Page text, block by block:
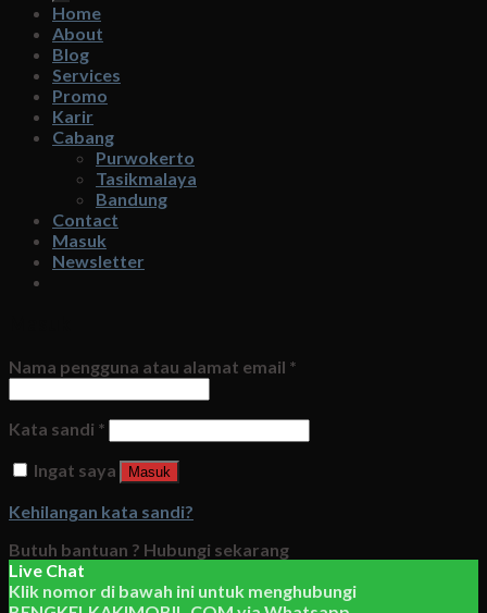
Home
About
Blog
Services
Promo
Karir
Cabang
Purwokerto
Tasikmalaya
Bandung
Contact
Masuk
Newsletter
Nama pengguna atau alamat email *
Kata sandi *
Ingat saya
Masuk
Kehilangan kata sandi?
Butuh bantuan ? Hubungi sekarang
Live Chat
Klik nomor di bawah ini untuk menghubungi